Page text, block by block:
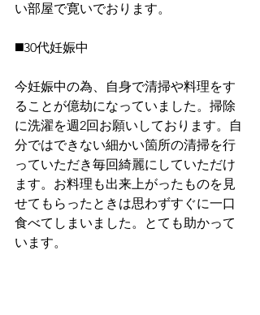
い部屋で寛いでおります。
◼️30代妊娠中
今妊娠中の為、自身で清掃や料理をす
ることが億劫になっていました。掃除
に洗濯を週2回お願いしております。自
分ではできない細かい箇所の清掃を行
っていただき毎回綺麗にしていただけ
ます。お料理も出来上がったものを見
せてもらったときは思わずすぐに一口
食べてしまいました。とても助かって
います。